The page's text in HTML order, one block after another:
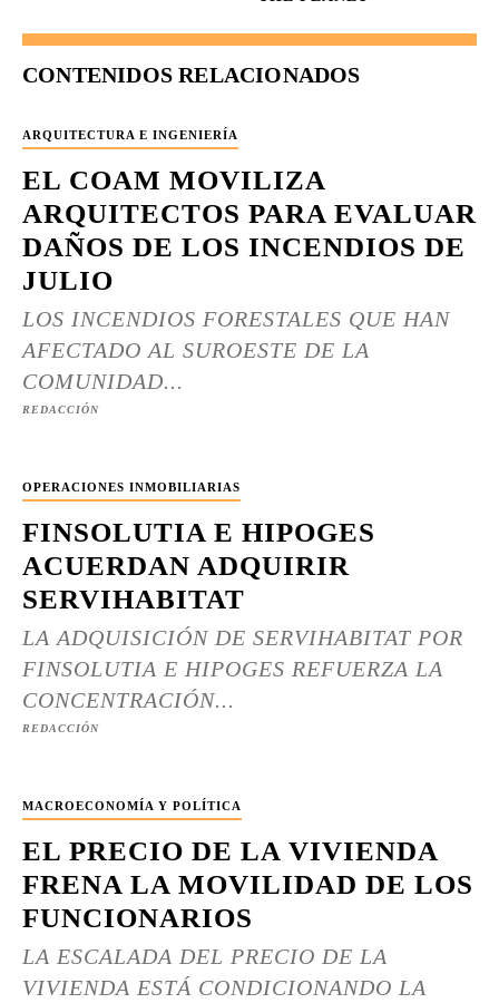
CONTENIDOS RELACIONADOS
ARQUITECTURA E INGENIERÍA
EL COAM MOVILIZA
ARQUITECTOS PARA EVALUAR
DAÑOS DE LOS INCENDIOS DE
JULIO
LOS INCENDIOS FORESTALES QUE HAN
AFECTADO AL SUROESTE DE LA
COMUNIDAD...
REDACCIÓN
OPERACIONES INMOBILIARIAS
FINSOLUTIA E HIPOGES
ACUERDAN ADQUIRIR
SERVIHABITAT
LA ADQUISICIÓN DE SERVIHABITAT POR
FINSOLUTIA E HIPOGES REFUERZA LA
CONCENTRACIÓN...
REDACCIÓN
MACROECONOMÍA Y POLÍTICA
EL PRECIO DE LA VIVIENDA
FRENA LA MOVILIDAD DE LOS
FUNCIONARIOS
LA ESCALADA DEL PRECIO DE LA
VIVIENDA ESTÁ CONDICIONANDO LA